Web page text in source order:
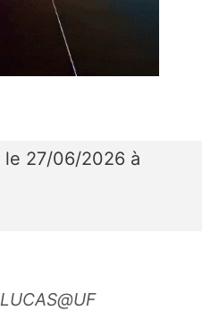
le 27/06/2026 à
LUCAS@UF